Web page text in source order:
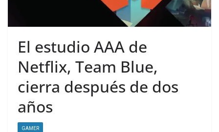
El estudio AAA de
Netflix, Team Blue,
cierra después de dos
años
GAMER